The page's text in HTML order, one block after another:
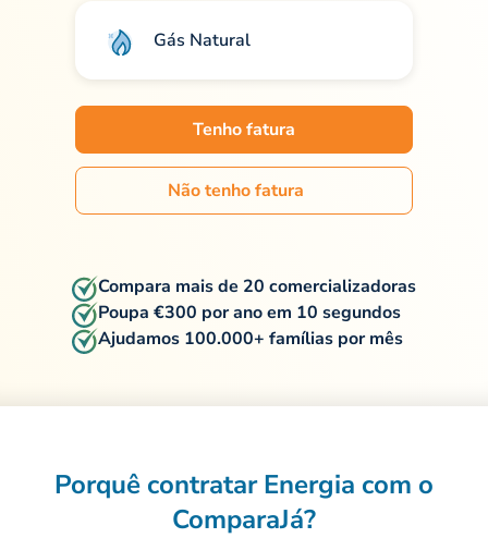
Gás Natural
Tenho fatura
Não tenho fatura
Compara mais de 20 comercializadoras
Poupa €300 por ano em 10 segundos
Ajudamos 100.000+ famílias por mês
Porquê contratar Energia com o
ComparaJá?